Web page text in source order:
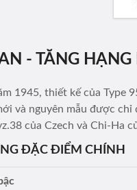
- TĂNG HẠNG
1945, thiết kế của Type
và nguyên mẫu được
của Czech và Chi-Ha
ĐẶC ĐIỂM CHÍNH